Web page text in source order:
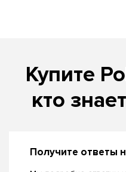
Купите
кто
Получите ответы